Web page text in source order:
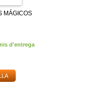
MÁGICOS
d'entrega